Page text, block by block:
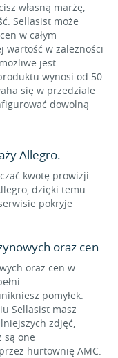
własną marżę,
Sellasist może
w całym
wartość w zależności
jest
wynosi od 50
się w przedziale
dowolną
Allegro.
kwotę prowizji
dzięki temu
pokryje
oraz cen
oraz cen w
pomyłek.
Sellasist masz
zdjęć,
są one
hurtownię AMC.